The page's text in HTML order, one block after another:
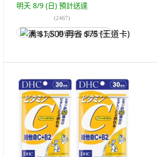
明天 8/9 (日) 預計送達
(2467)
满 $1,500 再省 $75 (王道卡)